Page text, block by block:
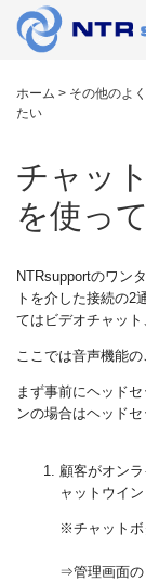
ホーム > その他のよ
たい
チャッ
を使っ
NTRsupportのワン
トを介した接続の2
てはビデオチャッ
ここでは音声機能
まず事前にヘッド
ンの場合はヘッドセ
顧客がオン
ャットウイ
※チャットボ
⇒管理画面の